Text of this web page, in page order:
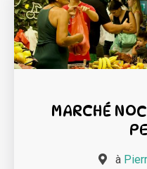
MARCHÉ
à